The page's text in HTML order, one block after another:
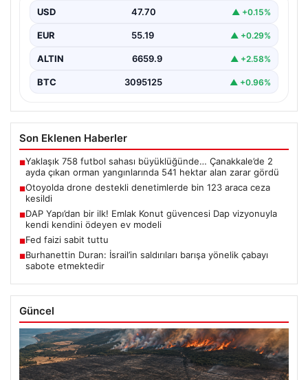
sürdürdüğü drone destekli otoyol denetimlerinde
yoğun bir kontrol…
USD 47.70 ▲ +0.15%
EUR 55.19 ▲ +0.29%
ALTIN 6659.9 ▲ +2.58%
BTC 3095125 ▲ +0.96%
Son Eklenen Haberler
■Yaklaşık 758 futbol sahası büyüklüğünde… Çanakkale’de 2
ayda çıkan orman yangınlarında 541 hektar alan zarar gördü
■Otoyolda drone destekli denetimlerde bin 123 araca ceza
kesildi
■DAP Yapı’dan bir ilk! Emlak Konut güvencesi Dap vizyonuyla
kendi kendini ödeyen ev modeli
■Fed faizi sabit tuttu
■Burhanettin Duran: İsrail’in saldırıları barışa yönelik çabayı
sabote etmektedir
Güncel